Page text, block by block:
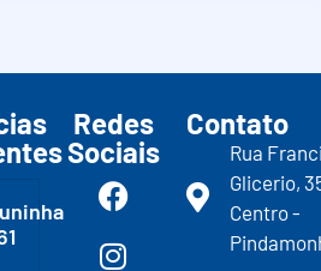
Redes
Sociais
Contato
Rua
Glicerio,
Centro -